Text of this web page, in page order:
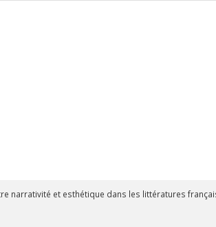
narrativité et esthétique dans les littératures